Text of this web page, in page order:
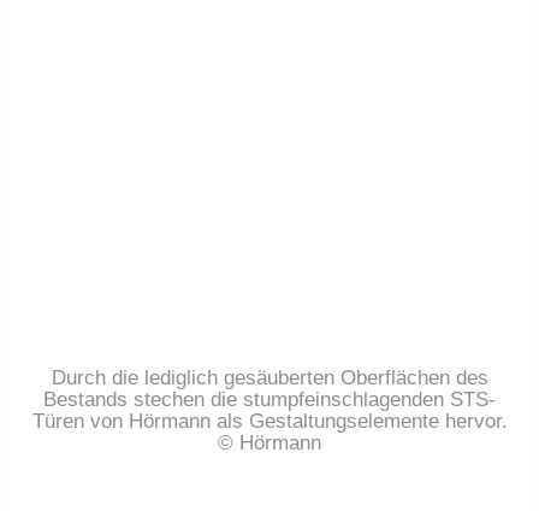
Durch die lediglich gesäuberten Oberflächen des
Bestands stechen die stumpfeinschlagenden STS-
Türen von Hörmann als Gestaltungselemente hervor.
© Hörmann